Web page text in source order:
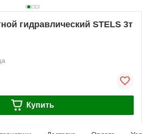
гидравлический STELS 3т
Купить